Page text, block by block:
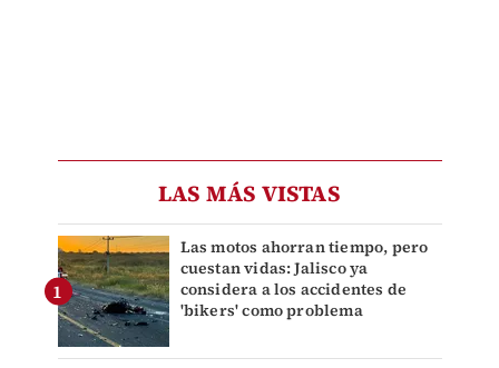
LAS MÁS VISTAS
Las motos ahorran tiempo, pero
cuestan vidas: Jalisco ya
considera a los accidentes de
'bikers' como problema